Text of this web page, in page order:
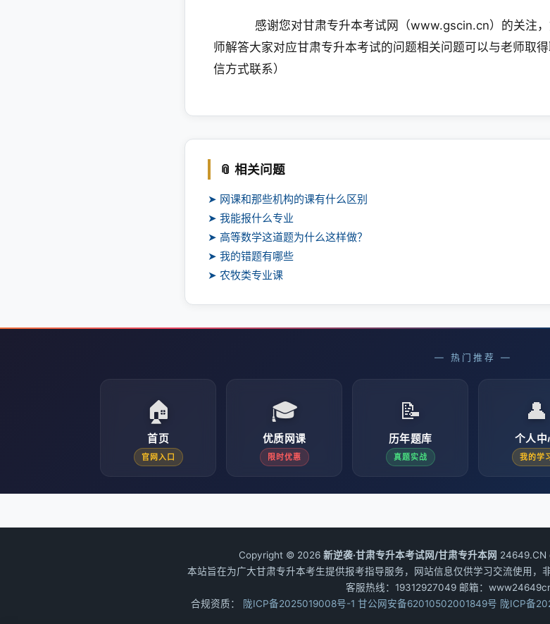
感谢您对甘肃专升本考试网（www.gscin.cn）的关注，
师解答大家对应甘肃专升本考试的问题相关问题可以与老师取
信方式联系）
📎 相关问题
➤ 网课和那些机构的课有什么区别
➤ 我能报什么专业
➤ 高等数学这道题为什么这样做？
➤ 我的错题有哪些
➤ 农牧类专业课
— 热门推荐 —
🏠
首页
官网入口
🎓
优质网课
限时优惠
📝
历年题库
真题实战
👤
个人中
我的学
Copyright © 2026 新逆袭·甘肃专升本考试网/甘肃专升本网 24649.CN
本站旨在为广大甘肃专升本考生提供报考指导服务，网站信息仅供学习交流使用，
客服热线：19312927049 邮箱：
合规资质：
陇ICP备2025019008号-1 甘公网安备62010502001849号 陇ICP备